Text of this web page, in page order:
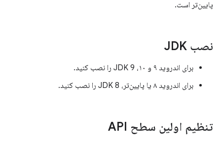
پایین‌تر است.
نصب JDK
برای اندروید ۹ و ۱۰، JDK 9 را نصب کنید.
برای اندروید ۸ یا پایین‌تر، JDK 8 را نصب کنید.
تنظیم اولین سطح API